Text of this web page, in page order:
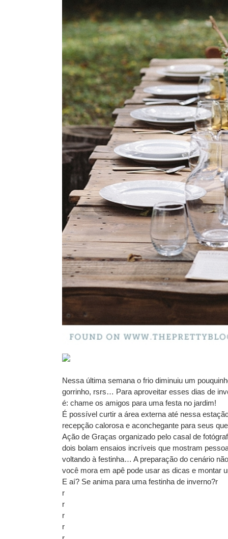
Nessa última semana o frio diminuiu um
gorrinho, rsrs… Para aproveitar esses dias de
é: chame os amigos para uma festa no jardim!
É possível curtir a área externa até nessa
recepção calorosa e aconchegante para seus
Ação de Graças organizado pelo casal de
dois bolam ensaios incríveis que mostram
voltando à festinha… A preparação do cenário
você mora em apê pode usar as dicas e montar
E aí? Se anima para uma festinha de inverno?r
r
r
r
r